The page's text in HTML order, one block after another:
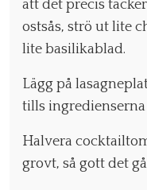
att det precis
ostsås, strö ut lite
lite basilikablad.
Lägg på
tills ingredienserna
Halvera
grovt, så gott det